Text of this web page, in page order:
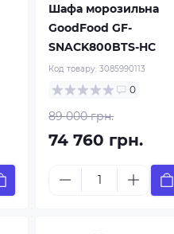
Шафа морозильна
GoodFood GF-
SNACK800BTS-HC
Код товару:3085990113
0
89 000 грн.
74 760 грн.